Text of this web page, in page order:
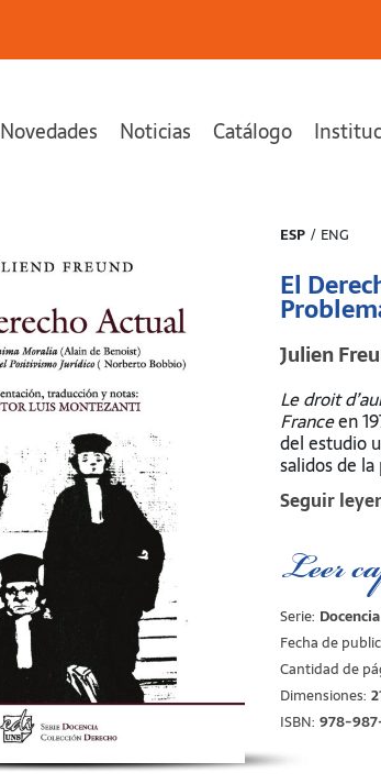
Novedades Noticias Catálogo
se ha añadido a tu carrito.
ESP / ENG
El
Julien
Le droit
Franceen
del estudio
salidos de
jurídico,
trabajo de
empinadas
Introdúcese,
universitario.
Esta nueva
agregadas
inclusión
francés
sobre el
Seguir
Leer
Serie: Docencia
Fecha de
Cantidad de
Dimensiones:
ISBN: 978-